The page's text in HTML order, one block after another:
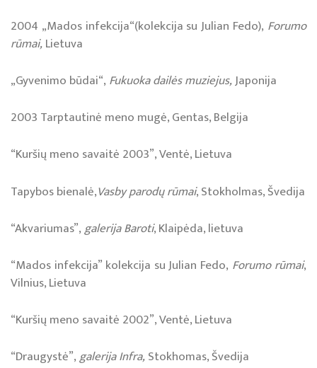
2004 „Mados infekcija“(kolekcija su Julian Fedo), Forumo
rūmai,Lietuva
„Gyvenimo būdai“, Fukuoka dailės muziejus,Japonija
2003 Tarptautinė meno mugė, Gentas, Belgija
“Kuršių meno savaitė 2003”, Ventė, Lietuva
Tapybos bienalė,Vasby parodų rūmai, Stokholmas, Švedija
“Akvariumas”,galerija Baroti, Klaipėda, lietuva
“Mados infekcija” kolekcija su Julian Fedo, Forumo rūmai,
Vilnius, Lietuva
“Kuršių meno savaitė 2002”, Ventė, Lietuva
“Draugystė”,galerija Infra,Stokhomas, Švedija